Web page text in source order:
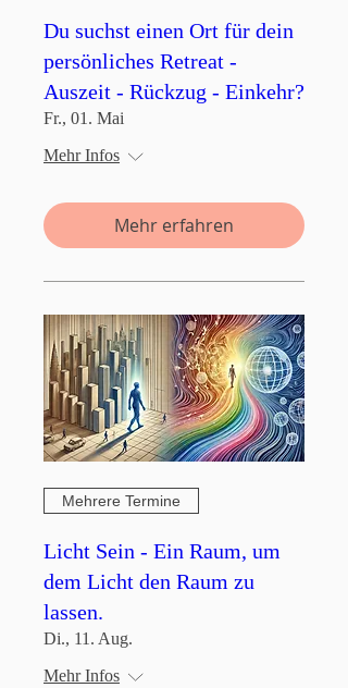
Du suchst einen Ort für dein
persönliches Retreat -
Auszeit - Rückzug - Einkehr?
Fr., 01. Mai
Mehr Infos
Mehr erfahren
Mehrere Termine
Licht Sein - Ein Raum, um
dem Licht den Raum zu
lassen.
Di., 11. Aug.
Mehr Infos